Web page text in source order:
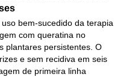
bem-sucedido da terapia
com queratina no
plantares persistentes. O
e sem recidiva em seis
de primeira linha